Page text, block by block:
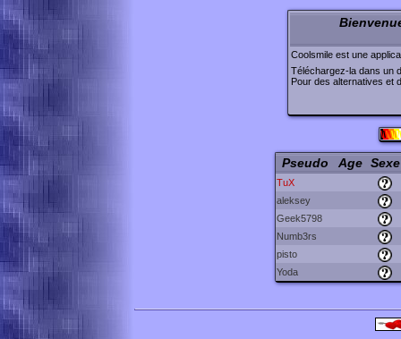
Coolsmile est une
Téléchargez-la dans un
Pour des alternatives et
\\\\\\\\
Pseudo Age Sexe
TuX
aleksey
Geek5798
Numb3rs
pisto
Yoda